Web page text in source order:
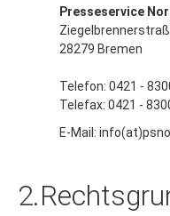
28279 Bremen
Telefax: 0421 -
E-Mail:
Der